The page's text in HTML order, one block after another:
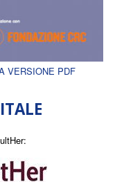
VERSIONE PDF